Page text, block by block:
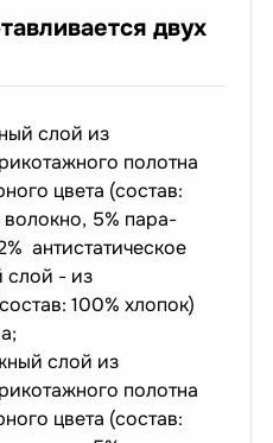
двух
слой из
полотна
цвета (состав:
5% пара-
антистатическое
слой - из
100% хлопок)
слой из
полотна
цвета (состав: